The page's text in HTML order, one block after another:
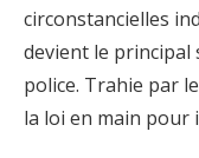
circonstancielles
devient le principal
police. Trahie par
la loi en main pour